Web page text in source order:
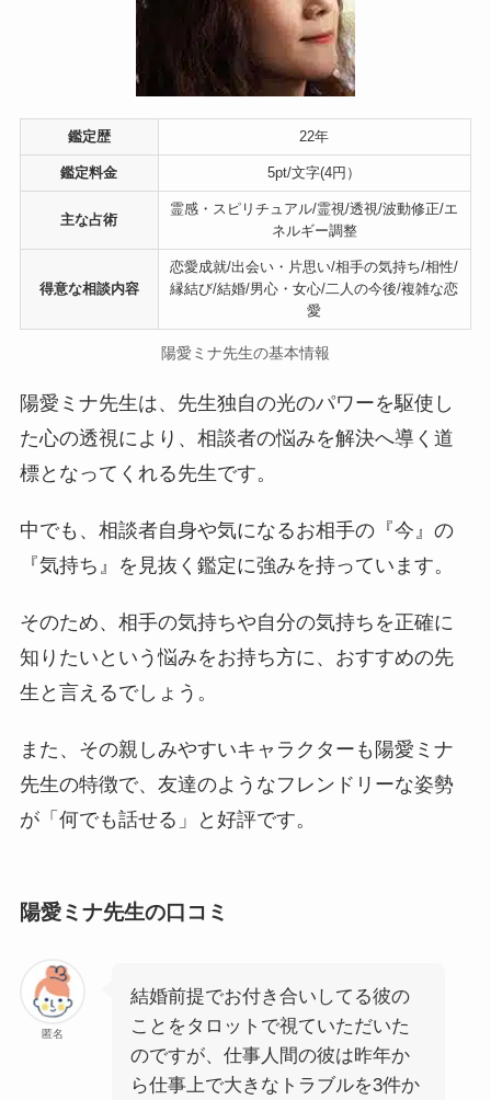
鑑定歴 22年
鑑定料金 5pt/文字(4円）
主な占術
霊感・スピリチュアル/霊視/透視/波動修正/エ
ネルギー調整
得意な相談内容
恋愛成就/出会い・片思い/相手の気持ち/相性/
縁結び/結婚/男心・女心/二人の今後/複雑な恋
愛
陽愛ミナ先生の基本情報
陽愛ミナ先生は、先生独自の光のパワーを駆使し
た心の透視により、相談者の悩みを解決へ導く道
標となってくれる先生です。
中でも、相談者自身や気になるお相手の『今』の
『気持ち』を見抜く鑑定に強みを持っています。
そのため、相手の気持ちや自分の気持ちを正確に
知りたいという悩みをお持ち方に、おすすめの先
生と言えるでしょう。
また、その親しみやすいキャラクターも陽愛ミナ
先生の特徴で、友達のようなフレンドリーな姿勢
が「何でも話せる」と好評です。
陽愛ミナ先生の口コミ
匿名
結婚前提でお付き合いしてる彼の
ことをタロットで視ていただいた
のですが、仕事人間の彼は昨年か
ら仕事上で大きなトラブルを3件か